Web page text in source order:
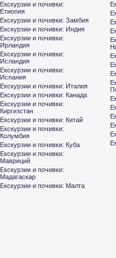
Екскурзии и почивки:
Етиопия
Екскурзии и почивки: Замбия
Екскурзии и почивки: Индия
Екскурзии и почивки:
Ирландия
Екскурзии и почивки:
Исландия
Екскурзии и почивки:
Испания
Екскурзии и почивки: Италия
Екскурзии и почивки: Канада
Екскурзии и почивки:
Киргизстан
Екскурзии и почивки: Китай
Екскурзии и почивки:
Колумбия
Екскурзии и почивки: Куба
Екскурзии и почивки:
Мавриций
Екскурзии и почивки:
Мадагаскар
Екскурзии и почивки: Малта